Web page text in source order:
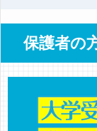
保護者の